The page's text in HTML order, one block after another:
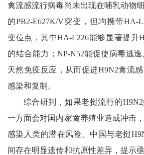
禽流感流行病毒尚未出现在哺乳动物
的PB2-E627K/V突变，但均携带HA-
变位点，其中HA-L226能够显著提升
的结合能力；NP-N52能促使病毒逃
天然免疫反应，从而促进H9N2禽流
感染和复制。
综合研判，如果老挝流行的
一方面会对国内家禽养殖业造成冲击
感染人类的潜在风险。中国与老挝
间存在明显遗传和抗原性差异，提示